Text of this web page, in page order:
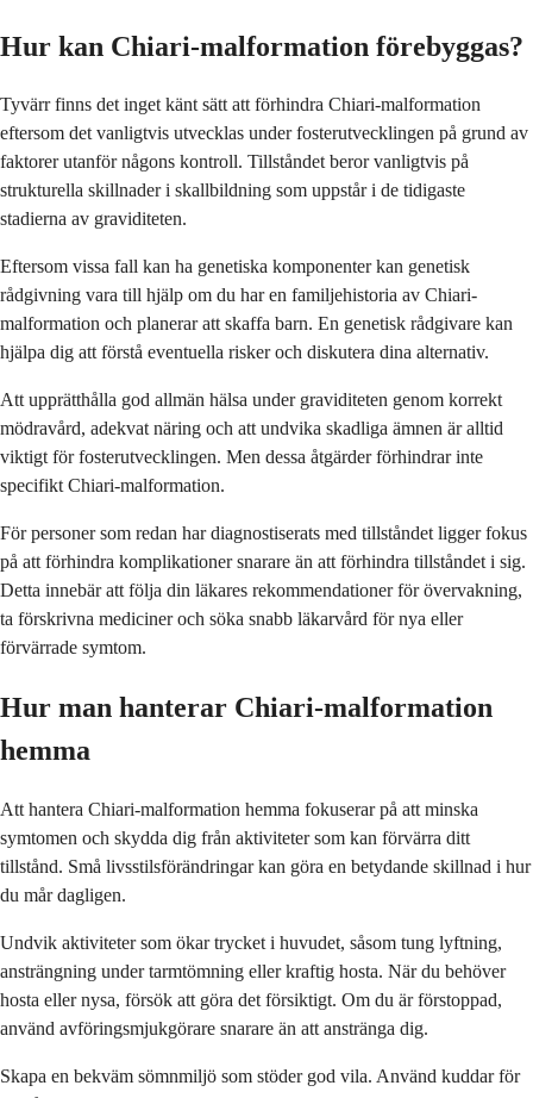
Hur kan Chiari-malformation förebyggas?
Tyvärr finns det inget känt sätt att förhindra Chiari-malformation
eftersom det vanligtvis utvecklas under fosterutvecklingen på grund av
faktorer utanför någons kontroll. Tillståndet beror vanligtvis på
strukturella skillnader i skallbildning som uppstår i de tidigaste
stadierna av graviditeten.
Eftersom vissa fall kan ha genetiska komponenter kan genetisk
rådgivning vara till hjälp om du har en familjehistoria av Chiari-
malformation och planerar att skaffa barn. En genetisk rådgivare kan
hjälpa dig att förstå eventuella risker och diskutera dina alternativ.
Att upprätthålla god allmän hälsa under graviditeten genom korrekt
mödravård, adekvat näring och att undvika skadliga ämnen är alltid
viktigt för fosterutvecklingen. Men dessa åtgärder förhindrar inte
specifikt Chiari-malformation.
För personer som redan har diagnostiserats med tillståndet ligger fokus
på att förhindra komplikationer snarare än att förhindra tillståndet i sig.
Detta innebär att följa din läkares rekommendationer för övervakning,
ta förskrivna mediciner och söka snabb läkarvård för nya eller
förvärrade symtom.
Hur man hanterar Chiari-malformation
hemma
Att hantera Chiari-malformation hemma fokuserar på att minska
symtomen och skydda dig från aktiviteter som kan förvärra ditt
tillstånd. Små livsstilsförändringar kan göra en betydande skillnad i hur
du mår dagligen.
Undvik aktiviteter som ökar trycket i huvudet, såsom tung lyftning,
ansträngning under tarmtömning eller kraftig hosta. När du behöver
hosta eller nysa, försök att göra det försiktigt. Om du är förstoppad,
använd avföringsmjukgörare snarare än att anstränga dig.
Skapa en bekväm sömnmiljö som stöder god vila. Använd kuddar för